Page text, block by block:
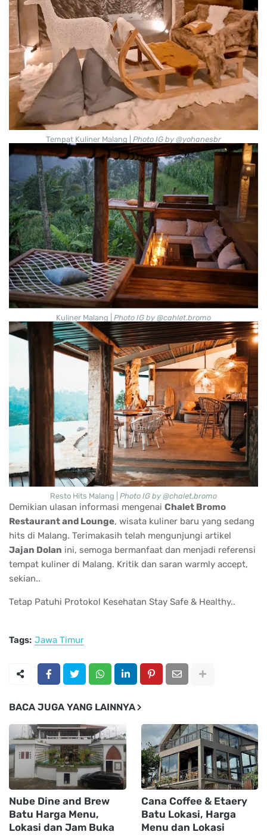
Tempat Kuliner Malang | Photo IG by @yohanesbr
Kuliner Malang | Photo IG by @cahlet.bromo
Resto Hits Malang | Photo IG by @chalet.bromo
Demikian ulasan informasi mengenai Chalet Bromo
Restaurant and Lounge, wisata kuliner baru yang sedang
hits di Malang. Terimakasih telah mengunjungi artikel
Jajan Dolan ini, semoga bermanfaat dan menjadi referensi
tempat kuliner di Malang. Kritik dan saran warmly accept,
sekian..
Tetap Patuhi Protokol Kesehatan Stay Safe & Healthy..
Tags: Jawa Timur
BACA JUGA YANG LAINNYA
Nube Dine and Brew
Batu Harga Menu,
Lokasi dan Jam Buka
Cana Coffee & Etaery
Batu Lokasi, Harga
Menu dan Lokasi